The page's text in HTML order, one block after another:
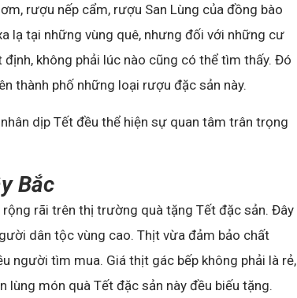
rượu nếp cẩm, rượu San Lùng của đồng bào
lạ tại những vùng quê, nhưng đối với những cư
không phải lúc nào cũng có thể tìm thấy. Đó
thành phố những loại rượu đặc sản này.
dịp Tết đều thể hiện sự quan tâm trân trọng
Bắc
rãi trên thị trường quà tặng Tết đặc sản. Đây
dân tộc vùng cao. Thịt vừa đảm bảo chất
người tìm mua. Giá thịt gác bếp không phải là rẻ,
lùng món quà Tết đặc sản này đều biếu tặng.